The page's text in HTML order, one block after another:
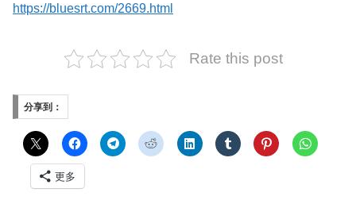
https://bluesrt.com/2669.html
Rate this post
分享到：
更多